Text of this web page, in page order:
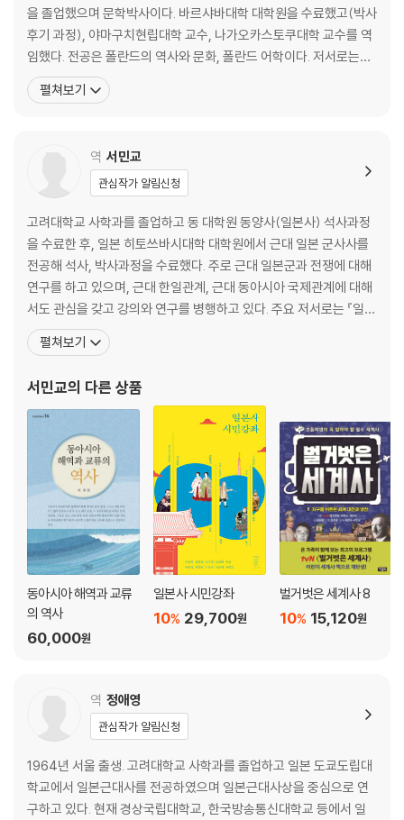
이탈리아의 폴란드 군단 / 나폴레옹 치하에서 / 빈회의 후의 폴란드 / 11월
봉기 / 대망명 / 크라쿠프 봉기와 갈리치아 학살 / 낭만주의 / 1848년 혁
명과 폴란드인 / 1월 봉기 / 실증주의 / 제 정당의 탄생 / 제1차 대전과 그
영향
칼럼 - 폴란드인의 성
제1차 대전 후의 국경 확정 / 폴란드-소비에트 전쟁 / 3월헌법 / 피우수트
스키 체제 / 제2차 대전 직전의 폴란드 외교
제5장 나치 독일의 침공과 대전 발발―망명정부와 지하 국가의 성립
제2차 세계대전 발발 / 바르샤바 시장 스타진스키 / 스타진스키 체포 / 소
련군의 침공과 제4차 폴란드분할 / 폴란드 망명정부와 국내 지하조직의
성립 / 나치 독일의 점령 정책 / 움슐라그플라츠 / 코르차크 선생 / 시코르
스키 - 마이스키 협정 / 안데르스군의 창설 / 폴란드인 공산주의자들의 활
동 / ‘바퀴’ 작전과 인민방위군에 의한 폭탄 테러 / ‘멕시코 2’ 작전 / 카틴 숲
사건 / 바르샤바 게토 봉기 / 게토 봉기 구원 작전 / 망명정부 진영 간부의
교체 / ‘산 사나이’ 작전
칼럼 - 카르스키는 홀로코스트를 목격하였는가
제6장 소련에 의한 해방과 대전 종결―바르샤바 봉기의 공죄
노동자당의 전술 변경 / 1943년 10월 26일 자 정부 훈령 / ‘폭풍’ 작전 / 테
헤란회담 / 쿠체라 암살 사건 / 바르샤바에 ‘폭풍’ 작전 도입 / 바르샤바 봉
기의 외국인 / 바르샤바 봉기 그리고 미코와이치크의 사임 / 얄타회담 / 전
후 지배를 향하여
칼럼 - 바르샤바 봉기는 정말 불가피한 것이었을까?
제7장 사회주의 정권 시대―소련 지배의 속박 아래
1946년 국민투표 / 키엘체 사건 / 1947년 총선거 / 폴란드통일노동자당
칼럼 - 잊히지 않는 전쟁 기억
제8장 민주화운동과 동구 개혁―자주관리노조 ‘연대’와 바웬사
‘연대’의 탄생 / 계엄령 선포 / 원탁회의 개최 / ‘연대’ 내각의 탄생과 문제점
/ 바웬사, 대통령으로 / 1990년 대통령 선거 분석 / 일련의 변혁을 거쳐
칼럼 - 영화 · 연극의 거장 안제이 바이다
을 졸업했으며 문학박사이다. 바르샤바대학 대학원을 수료했고(박사
후기 과정), 야마구치현립대학 교수, 나가오카스토쿠대학 교수를 역
임했다. 전공은 폴란드의 역사와 문화, 폴란드 어학이다. 저서로는
『카틴 숲과 바르샤바 봉기』, 『자멘호프와 에스페란토』, 『폴란드를 알
기 위한 60장』(편저), 『폴란드학을 배우는 사람들을 위하여』(편저)
펼쳐보기
역 서민교
관심작가 알림신청
고려대학교 사학과를 졸업하고 동 대학원 동양사(일본사) 석사과정
을 수료한 후, 일본 히토쓰바시대학 대학원에서 근대 일본 군사사를
전공해 석사, 박사과정을 수료했다. 주로 근대 일본군과 전쟁에 대해
연구를 하고 있으며, 근대 한일관계, 근대 동아시아 국제관계에 대해
서도 관심을 갖고 강의와 연구를 병행하고 있다. 주요 저서로는 『일본
근세 근현대사』(공저, 방송통신대학교출판문화원, 2015), 『地域の
中の軍隊 7 帝?支配の最前線?植民地』(공저, 吉川弘文?, 201
사, 2013) 등이 있고, 『벌거벗은 세계사 6 : 조
펼쳐보기
서민교의 다른 상품
동아시아 해역과 교류
의 역사
60,000원
일본사 시민강좌
29,700원
10%
벌거벗은 세계사 8
15,120원
10%
역 정애영
관심작가 알림신청
1964년 서울 출생. 고려대학교 사학과를 졸업하고 일본 도쿄도립대
학교에서 일본근대사를 전공하였으며 일본근대사상을 중심으로 연
구하고 있다. 현재 경상국립대학교, 한국방송통신대학교 등에서 일